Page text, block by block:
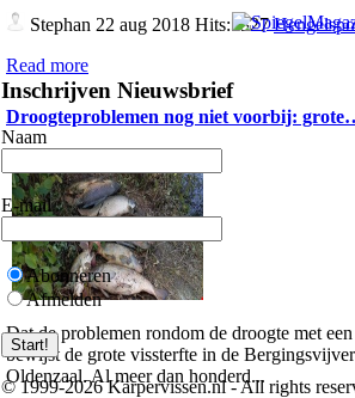
Stephan 22 aug 2018 Hits:5327
Read more
Droogteproblemen nog niet voorbij:
Dat de problemen rondom de droogte met
bewijst de grote vissterfte in de
Oldenzaal. Al meer dan honderd...
Inschrijven Nieuwsbrief
Naam
E-mail
Abonneren
Afmelden
© 1999-2026 Karpervissen.nl - All rights